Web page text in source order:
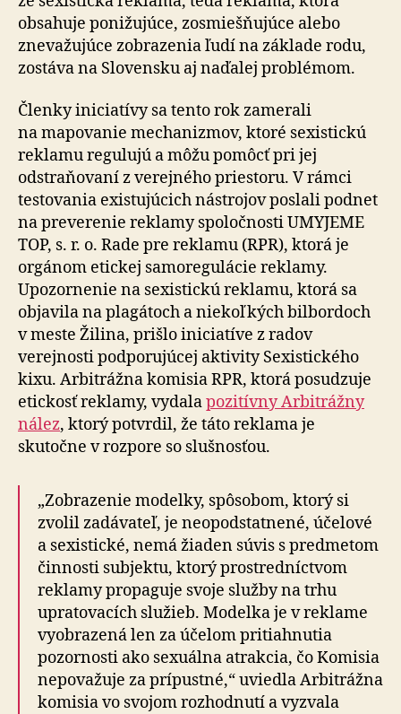
obsahuje ponižujúce, zosmiešňujúce alebo
znevažujúce zobrazenia ľudí na základe rodu,
zostáva na Slovensku aj naďalej problémom.
Členky iniciatívy sa tento rok zamerali
na mapovanie mechanizmov, ktoré sexistickú
reklamu regulujú a môžu pomôcť pri jej
odstraňovaní z verejného priestoru. V rámci
testovania existujúcich nástrojov poslali podnet
na preverenie reklamy spoločnosti UMYJEME
TOP, s. r. o. Rade pre reklamu (RPR), ktorá je
orgánom etickej samoregulácie reklamy.
Upozornenie na sexistickú reklamu, ktorá sa
objavila na plagátoch a niekoľkých bilbordoch
v meste Žilina, prišlo iniciatíve z radov
verejnosti podporujúcej aktivity Sexistického
kixu. Arbitrážna komisia RPR, ktorá posudzuje
etickosť reklamy, vydalapozitívny Arbitrážny
nález, ktorý potvrdil, že táto reklama je
skutočne v rozpore so slušnosťou.
„Zobrazenie modelky, spôsobom, ktorý si
zvolil zadávateľ, je neopodstatnené, účelové
a sexistické, nemá žiaden súvis s predmetom
činnosti subjektu, ktorý prostredníctvom
reklamy propaguje svoje služby na trhu
upratovacích služieb. Modelka je v reklame
vyobrazená len za účelom pritiahnutia
pozornosti ako sexuálna atrakcia, čo Komisia
nepovažuje za prípustné,“ uviedla Arbitrážna
komisia vo svojom rozhodnutí a vyzvala